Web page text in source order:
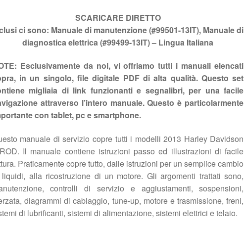
SCARICARE DIRETTO
ci sono: Manuale di manutenzione (#99501-13IT), Manuale di
diagnostica elettrica (#99499-13IT) – Lingua Italiana
Esclusivamente da noi, vi offriamo tutti i manuali elencati
in un singolo, file digitale PDF di alta qualità. Questo set
migliaia di link funzionanti e segnalibri, per una facile
attraverso l’intero manuale. Questo è particolarmente
con tablet, pc e smartphone.
manuale di servizio copre tutti i modelli 2013 Harley Davidson
Il manuale contiene istruzioni passo ed illustrazioni di facile
Praticamente copre tutto, dalle istruzioni per un semplice cambio
alla ricostruzione di un motore. Gli argomenti trattati sono,
controlli di servizio e aggiustamenti, sospensioni,
diagrammi di cablaggio, tune-up, motore e trasmissione, freni,
di lubrificanti, sistemi di alimentazione, sistemi elettrici e telaio.